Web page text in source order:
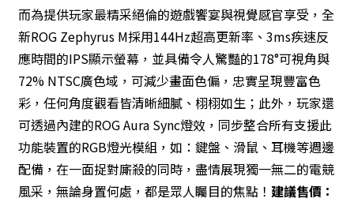
而為提供玩家最精采絕倫的遊戲饗宴與視覺感官享受，全
新ROG Zephyrus M採用144Hz超高更新率、3ms疾速反
應時間的IPS顯示螢幕，並具備令人驚豔的178°可視角與
72% NTSC廣色域，可減少畫面色偏，忠實呈現豐富色
彩，任何角度觀看皆清晰細膩、栩栩如生；此外，玩家還
可透過內建的ROG Aura Sync燈效，同步整合所有支援此
功能裝置的RGB燈光模組，如：鍵盤、滑鼠、耳機等週邊
配備，在一面捉對廝殺的同時，盡情展現獨一無二的電競
風采，無論身置何處，都是眾人矚目的焦點！ 建議售價：